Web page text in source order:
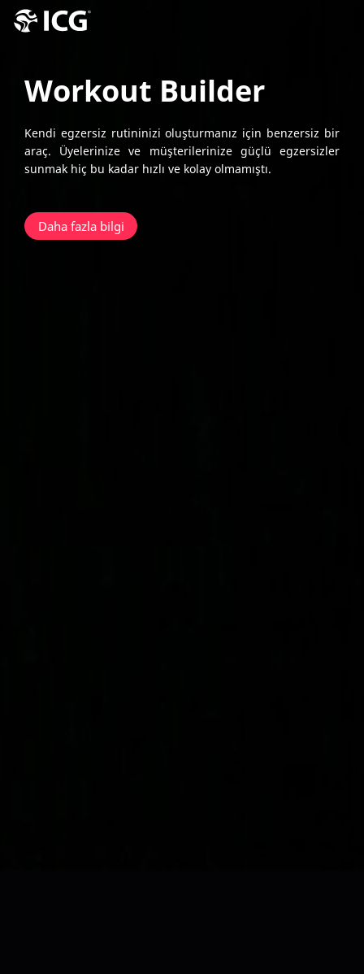
Workout Builder
Kendi egzersiz rutininizi oluşturmanız için benzersiz bir
araç. Üyelerinize ve müşterilerinize güçlü egzersizler
sunmak hiç bu kadar hızlı ve kolay olmamıştı.
Daha fazla bilgi